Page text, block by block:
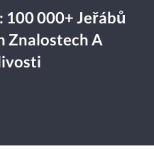
100 000+ Jeřábů
Znalostech A